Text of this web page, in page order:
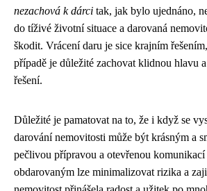
nezachová k dárci tak, jak bylo ujednáno,
do tíživé životní situace a darovaná
škodit. Vrácení daru je sice krajním
případě je důležité zachovat klidnou hlavu
řešení.
Důležité je pamatovat na to, že i když se
darování nemovitosti může být krásným a
pečlivou přípravou a otevřenou komunikací
obdarovaným lze minimalizovat rizika a